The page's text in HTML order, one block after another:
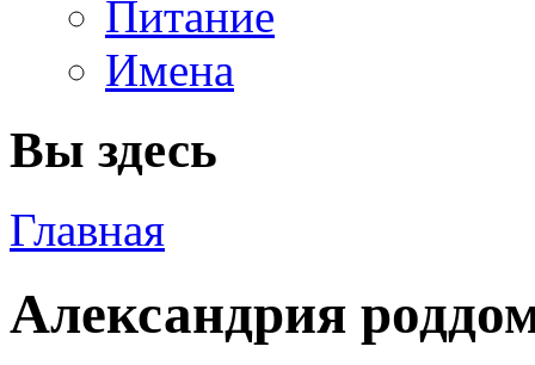
Питание
Имена
Вы здесь
Главная
Александрия